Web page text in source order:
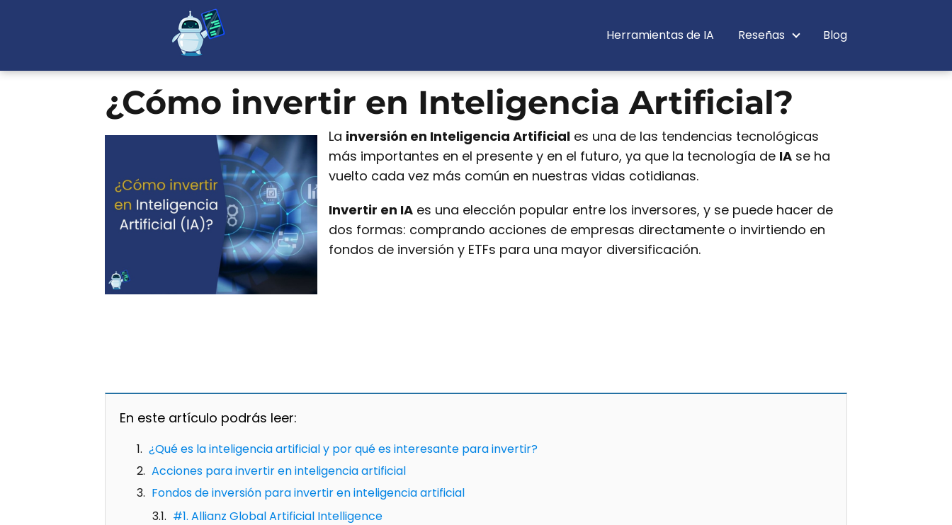
Herramientas de IA Reseñas Blog
¿Cómo invertir en Inteligencia Artificial?
La inversión en Inteligencia Artificial es una de las tendencias tecnológicas
más importantes en el presente y en el futuro, ya que la tecnología de IA se ha
vuelto cada vez más común en nuestras vidas cotidianas.
Invertir en IA es una elección popular entre los inversores, y se puede hacer de
dos formas: comprando acciones de empresas directamente o invirtiendo en
fondos de inversión y ETFs para una mayor diversificación.
En este artículo podrás leer:
¿Qué es la inteligencia artificial y por qué es interesante para invertir?
Acciones para invertir en inteligencia artificial
Fondos de inversión para invertir en inteligencia artificial
#1. Allianz Global Artificial Intelligence